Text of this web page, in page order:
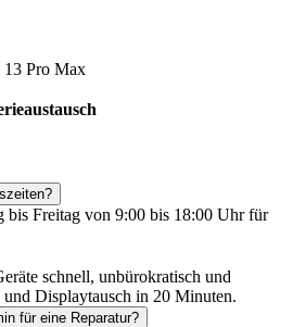
13 Pro Max
bis Freitag von 9:00 bis 18:00 Uhr für
schnell, unbürokratisch und
Displaytausch in 20 Minuten.
für eine Reparatur?